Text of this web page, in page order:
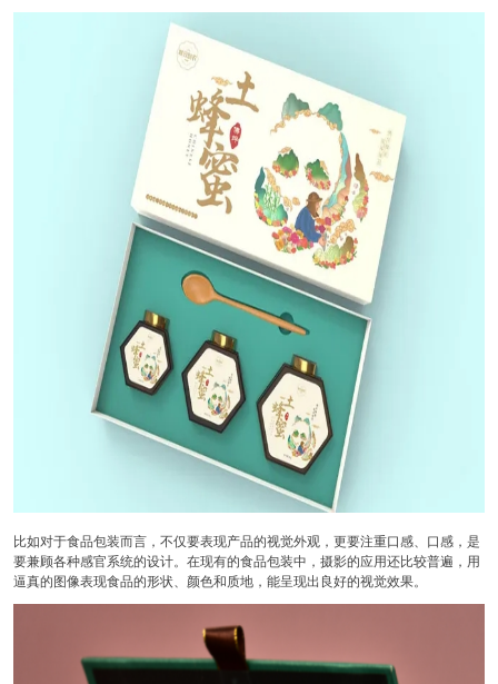
比如对于食品包装而言，不仅要表现产品的视觉外观，更要注重口感、口感，是
要兼顾各种感官系统的设计。在现有的食品包装中，摄影的应用还比较普遍，用
逼真的图像表现食品的形状、颜色和质地，能呈现出良好的视觉效果。